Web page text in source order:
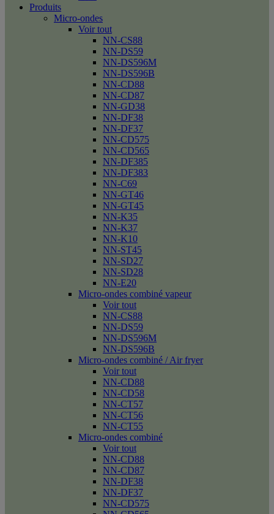
Produits
Micro-ondes
Voir tout
NN-CS88
NN-DS59
NN-DS596M
NN-DS596B
NN-CD88
NN-CD87
NN-GD38
NN-DF38
NN-DF37
NN-CD575
NN-CD565
NN-DF385
NN-DF383
NN-C69
NN-GT46
NN-GT45
NN-K35
NN-K37
NN-K10
NN-ST45
NN-SD27
NN-SD28
NN-E20
Micro-ondes combiné vapeur
Voir tout
NN-CS88
NN-DS59
NN-DS596M
NN-DS596B
Micro-ondes combiné / Air fryer
Voir tout
NN-CD88
NN-CD58
NN-CT57
NN-CT56
NN-CT55
Micro-ondes combiné
Voir tout
NN-CD88
NN-CD87
NN-DF38
NN-DF37
NN-CD575